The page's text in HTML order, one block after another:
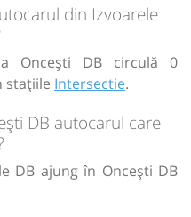
din Izvoarele
Oncești DB circulă 0
stațiile Intersectie.
DB autocarul care
DB ajung în Oncești DB